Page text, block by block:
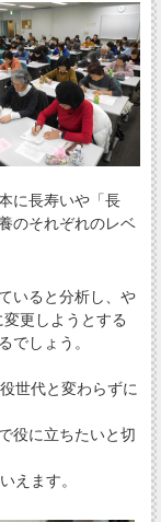
に長寿いや「長
のそれぞれのレベ
いると分析し、や
更しようとする
でしょう。
世代と変わらずに
役に立ちたいと切
えます。